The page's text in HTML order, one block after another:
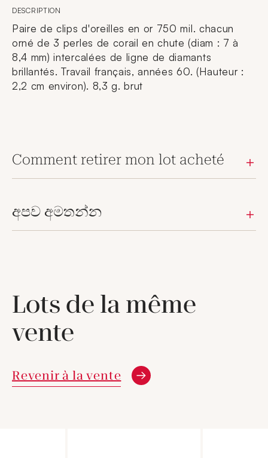
DESCRIPTION
Paire de clips d'oreilles en or 750 mil. chacun
orné de 3 perles de corail en chute (diam : 7 à
8,4 mm) intercalées de ligne de diamants
brillantés. Travail français, années 60. (Hauteur :
2,2 cm environ). 8,3 g. brut
Comment retirer mon lot acheté
අපව අමතන්න
Lots de la même
vente
Revenir à la vente